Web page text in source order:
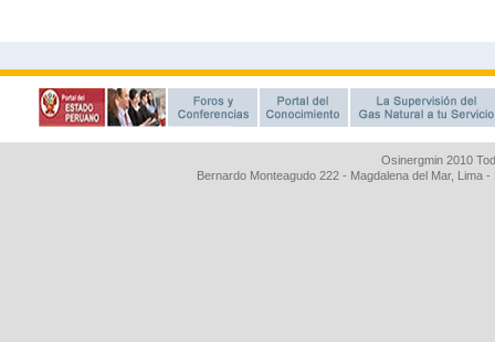
Osinergmin 2010
Bernardo Monteagudo 222 - Magdalena del Mar, Lima